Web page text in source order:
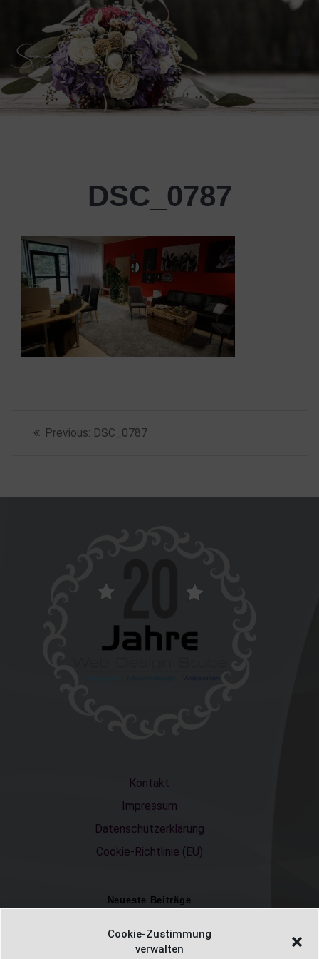
Cookie-Zustimmung
verwalten
Skip
to
content
DSC_0787
Beitragsnavigation
Previous: Previous
DSC_0787
Kontakt
Impressum
Datenschutzerklärung
Cookie-Richtlinie (EU)
Neueste Beiträge
Einschulungsfotos 2026 – ein unvergesslicher Moment
Fotostudio in Fichtelberg